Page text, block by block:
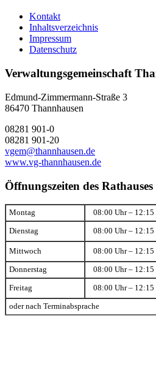
Kontakt
Inhaltsverzeichnis
Impressum
Datenschutz
Verwaltungsgemeinschaft
Edmund-Zimmermann-Straße 3
86470 Thannhausen
08281 901-0
08281 901-20
vgem@thannhausen.de
www.vg-thannhausen.de
Öffnungszeiten des Rathauses
Montag 08:00 Uhr – 12:15
Dienstag 08:00 Uhr – 12:15
Mittwoch 08:00 Uhr – 12:15
Donnerstag 08:00 Uhr – 12:15
Freitag 08:00 Uhr – 12:15
oder nach Terminabsprache